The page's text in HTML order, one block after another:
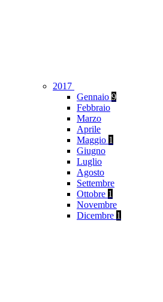
2017
Gennaio 9
Febbraio
Marzo
Aprile
Maggio 1
Giugno
Luglio
Agosto
Settembre
Ottobre 1
Novembre
Dicembre 1